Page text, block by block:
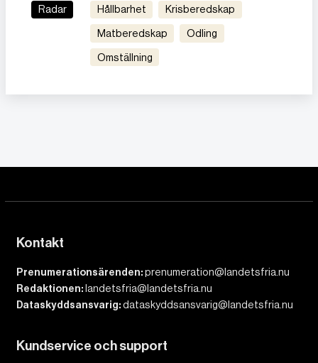
Radar Hållbarhet Krisberedskap
Matberedskap Odling
Omställning
Kontakt
Prenumerationsärenden:prenumeration@landetsfria.nu
Redaktionen: landetsfria@landetsfria.nu
Dataskyddsansvarig:dataskyddsansvarig@landetsfria.nu
Kundservice och support